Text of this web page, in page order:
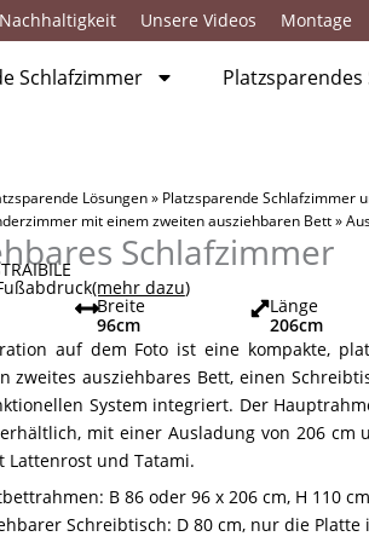
Nachhaltigkeit Unsere Videos Montage
Schlafzimmer
Lösungen» Platzsparende Schlafzimmer
mit einem zweiten ausziehbaren Bett»
Schlafzimmer
(mehr dazu)
Breite
96cm
Länge
206cm
auf dem Foto ist eine kompakte,
zweites ausziehbares Bett, einen
System integriert. Der
mit einer Ausladung von 206 cm
Lattenrost und Tatami.
B 86 oder 96 x 206 cm, H 110
Schreibtisch: D 80 cm, nur die Platte